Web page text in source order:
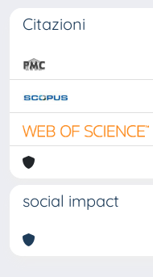
Citazioni
social impact